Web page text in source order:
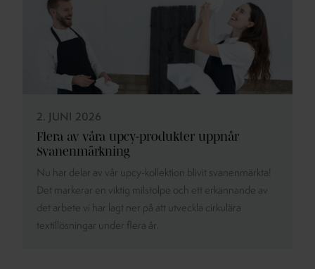
2. JUNI 2026
Flera av våra upcy-produkter uppnår
Svanenmärkning
Nu har delar av vår upcy-kollektion blivit svanenmärkta!
Det markerar en viktig milstolpe och ett erkännande av
det arbete vi har lagt ner på att utveckla cirkulära
textillösningar under flera år.